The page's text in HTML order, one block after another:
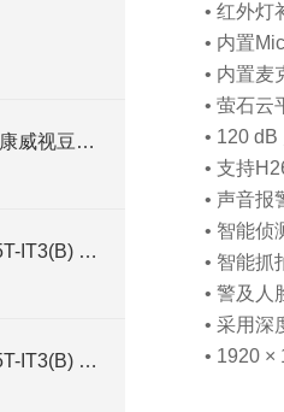
DS-2CD2D25DWD 海康威视豆干型小孔摄像机
海康威视DS-2CE16C5T-IT3(B) 130万红外防水同轴摄像机
海康威视DS-2CE56C5T-IT3(B) 130万像素红外半球摄像机
• 红外灯
• 内置
• 内置麦
• 萤石云
• 120 dB
• 支持
• 声音报
• 智能侦
• 智能抓
• 警及人
• 采用深
• 1920 ×